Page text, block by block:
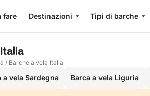
fare Destinazioni Tipi di barche
/ Barche a vela Italia
a vela Sardegna Barca a vela Liguria